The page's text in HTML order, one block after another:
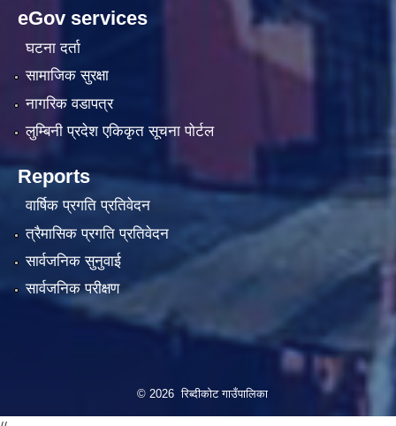
eGov services
घटना दर्ता
सामाजिक सुरक्षा
नागरिक वडापत्र
लुम्बिनी प्रदेश एकिकृत सूचना पाेर्टल
Reports
वार्षिक प्रगति प्रतिवेदन
त्रैमासिक प्रगति प्रतिवेदन
सार्वजनिक सुनुवाई
सार्वजनिक परीक्षण
© 2026 रिब्दीकोट गाउँपालिका